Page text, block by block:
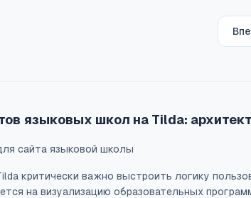
языковых школ на Tilda:
сайта языковой школы
критически важно выстроить логику
на визуализацию образовательных